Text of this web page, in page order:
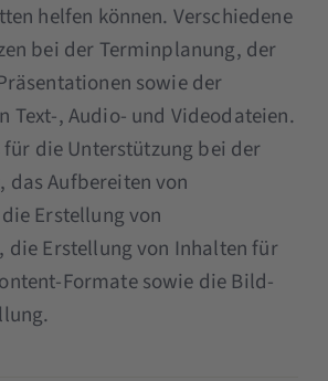
helfen können. Verschiedene
bei der Terminplanung, der
sowie der
Text-, Audio- und Videodateien.
für die Unterstützung bei der
Aufbereiten von
Erstellung von
die Erstellung von Inhalten für
Formate sowie die Bild-